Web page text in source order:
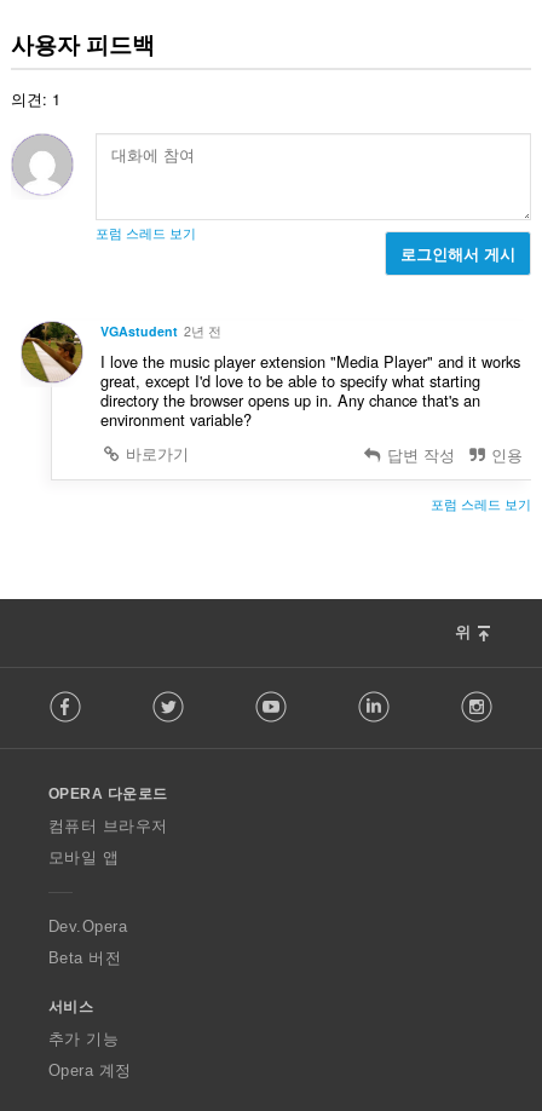
사용자 피드백
의견: 1
포럼 스레드 보기
로그인해서 게시
VGAstudent 2년 전
I love the music player extension "Media Player" and it works
great, except I'd love to be able to specify what starting
directory the browser opens up in. Any chance that's an
environment variable?
바로가기
답변 작성 인용
포럼 스레드 보기
위
o
w
O
p
a
Facebook Twitter Youtube LinkedIn
OPERA 다운로드
컴퓨터 브라우저
모바일 앱
Dev.Opera
Beta 버전
서비스
추가 기능
Opera 계정